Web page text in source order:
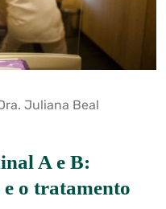
Juliana Beal
A e B:
e o tratamento